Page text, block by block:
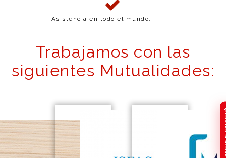
Asistencia en todo el mundo.
Trabajamos con las
siguientes Mutualidades: